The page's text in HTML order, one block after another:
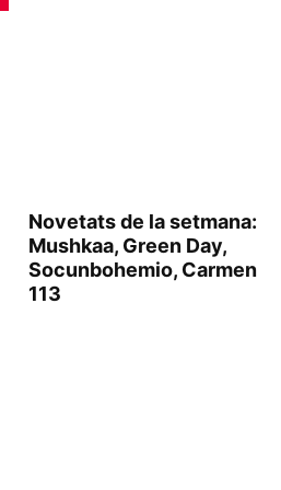
Novetats de la setmana:
Mushkaa, Green Day,
Socunbohemio, Carmen
113